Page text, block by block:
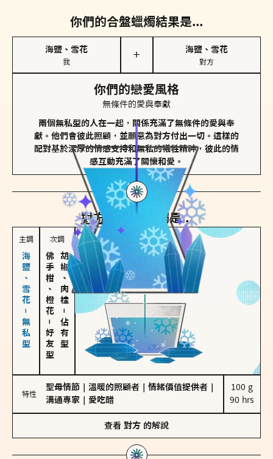
你們的合盤蠟燭結果是...
海鹽、雪花
我
＋
海鹽、雪花
對方
你們的戀愛風格
無條件的愛與奉獻
兩個無私型的人在一起，關係充滿了無條件的愛與奉
獻。他們會彼此照顧，並願意為對方付出一切。這樣的
配對基於深厚的情感支持和無私的犧牲精神，彼此的情
感互動充滿了關懷和愛。
對方 的主調蠟燭是...
主調
海鹽、雪花－無私型
次調
佛手柑、橙花
－
好友型
胡椒、肉桂
－
佔有型
特性
聖母情節 溫暖的照顧者 情緒價值提供者
溝通專家
愛吃醋
100 g
90 hrs
查看 對方 的解說